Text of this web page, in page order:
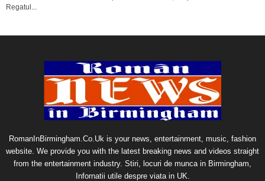
Regatul...
RomanInBirmingham.Co.Uk is your news, entertainment, music, fashion
website. We provide you with the latest breaking news and videos straight
from the entertainment industry. Stiri, locuri de munca in Birmingham,
Infornatii utile despre viata in UK.